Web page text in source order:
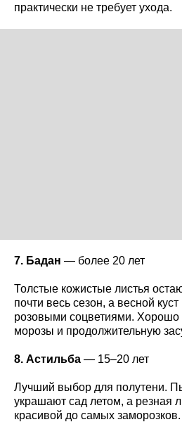
практически не требует ухода.
7. Бадан — более 20 лет
Толстые кожистые листья
почти весь сезон, а весной
розовыми соцветиями. Хорошо
морозы и продолжительную
8. Астильба — 15–20 лет
Лучший выбор для полутени.
украшают сад летом, а резная
красивой до самых